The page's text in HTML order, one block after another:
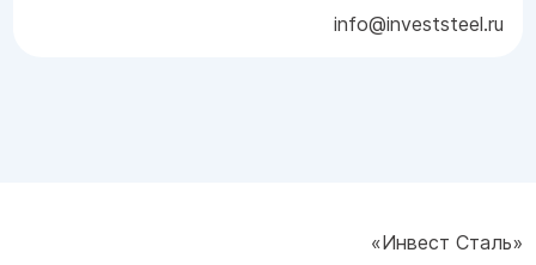
info@investsteel.ru
«Инвест Сталь»